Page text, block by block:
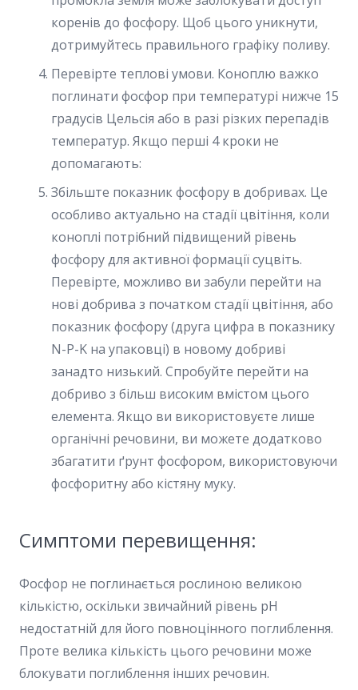
коренів до фосфору. Щоб цього уникнути,
дотримуйтесь правильного графіку поливу.
Перевірте теплові умови. Коноплю важко
поглинати фосфор при температурі нижче 15
градусів Цельсія або в разі різких перепадів
температур. Якщо перші 4 кроки не
допомагають:
Збільште показник фосфору в добривах. Це
особливо актуально на стадії цвітіння, коли
коноплі потрібний підвищений рівень
фосфору для активної формації суцвіть.
Перевірте, можливо ви забули перейти на
нові добрива з початком стадії цвітіння, або
показник фосфору (друга цифра в показнику
N-P-K на упаковці) в новому добриві
занадто низький. Спробуйте перейти на
добриво з більш високим вмістом цього
елемента. Якщо ви використовуєте лише
органічні речовини, ви можете додатково
збагатити ґрунт фосфором, використовуючи
фосфоритну або кістяну муку.
Симптоми перевищення:
Фосфор не поглинається рослиною великою
кількістю, оскільки звичайний рівень pH
недостатній для його повноцінного поглиблення.
Проте велика кількість цього речовини може
блокувати поглиблення інших речовин.